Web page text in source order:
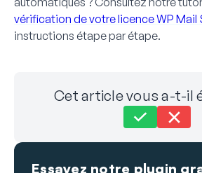
vérification de votre licence WP Mail
instructions étape par étape.
Cet article vous a-t-il
Toujours bloqué ?
Comment
Dernière mise à jour le 30 nov. 2023
Essayez notre plugin